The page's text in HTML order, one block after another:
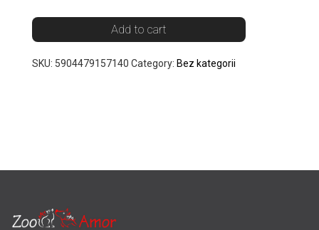
Add to cart
SKU: 5904479157140 Category: Bez kategorii